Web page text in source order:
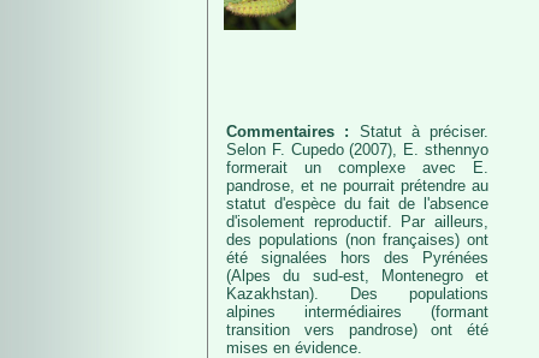
Commentaires : Statut à préciser.
Selon F. Cupedo (2007), E. sthennyo
formerait un complexe avec E.
pandrose, et ne pourrait prétendre au
statut d'espèce du fait de l'absence
d'isolement reproductif. Par ailleurs,
des populations (non françaises) ont
été signalées hors des Pyrénées
(Alpes du sud-est, Montenegro et
Kazakhstan). Des populations
alpines intermédiaires (formant
transition vers pandrose) ont été
mises en évidence.